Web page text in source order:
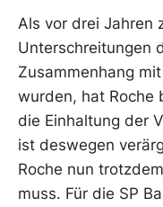
Als vor drei Jahren
Unterschreitungen
Zusammenhang
wurden, hat Roche
die Einhaltung der
ist deswegen
Roche nun
muss. Für die SP